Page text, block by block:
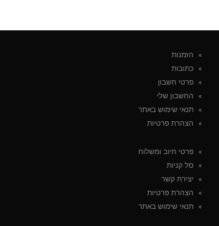
הזמנות
כתובות
פרטי חשבון
החשבון שלי
תנאי שימוש באתר
הצהרת פרטיות
פרטי חיוב ומשלוח
סל קניות
יצירת קשר
הצהרת פרטיות
תנאי שימוש באתר